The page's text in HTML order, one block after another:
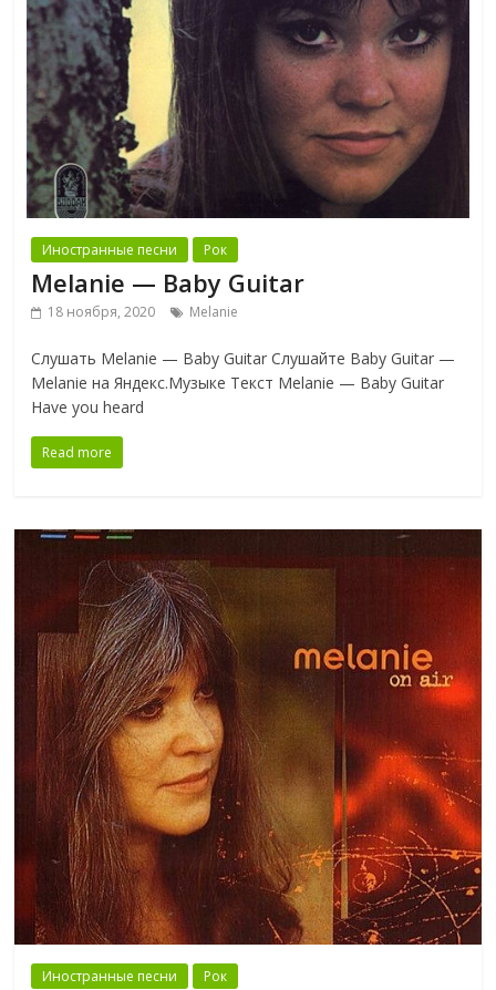
Иностранные песни Рок
Melanie — Baby Guitar
18 ноября, 2020 Melanie
Слушать Melanie — Baby Guitar Слушайте Baby Guitar —
Melanie на Яндекс.Музыке Текст Melanie — Baby Guitar
Have you heard
Read more
Иностранные песни Рок